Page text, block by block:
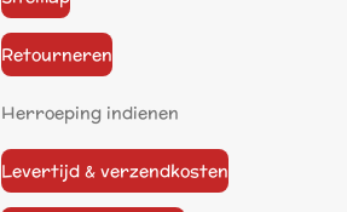
Retourneren
Herroeping indienen
Levertijd & verzendkosten